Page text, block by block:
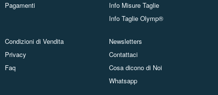
Pagamenti
Info Misure Taglie
Info Taglie Olymp®
Condizioni di Vendita
Privacy
Faq
Newsletters
Contattaci
Cosa dicono di Noi
Whatsapp